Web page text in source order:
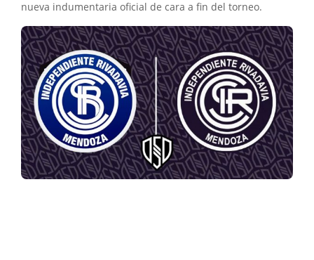
nueva indumentaria oficial de cara a fin del torneo.